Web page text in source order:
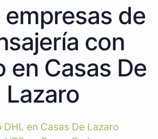
de
con
en Casas De
Lazaro
DHL en Casas De Lazaro